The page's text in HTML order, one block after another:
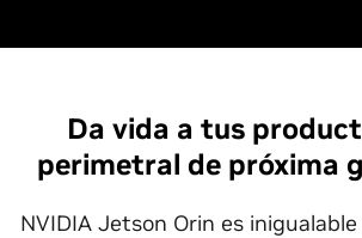
Da vida a tus
perimetral de próxima
NVIDIA Jetson Orin es